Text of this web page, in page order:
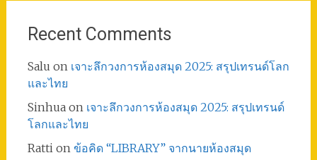
Recent Comments
Salu on เจาะลึกวงการห้องสมุด 2025: สรุปเทรนด์โลก
และไทย
Sinhuaon เจาะลึกวงการห้องสมุด 2025: สรุปเทรนด์
โลกและไทย
Ratti on ข้อคิด “LIBRARY” จากนายห้องสมุด